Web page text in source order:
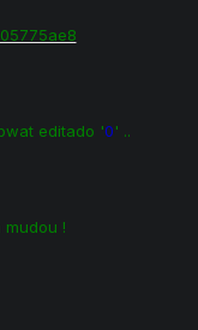
editado '0' ..
mudou !